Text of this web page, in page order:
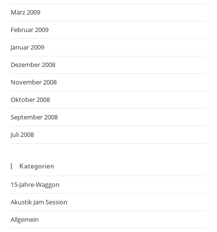
März 2009
Februar 2009
Januar 2009
Dezember 2008
November 2008
Oktober 2008
September 2008
Juli 2008
Kategorien
15-Jahre-Waggon
Akustik Jam Session
Allgemein